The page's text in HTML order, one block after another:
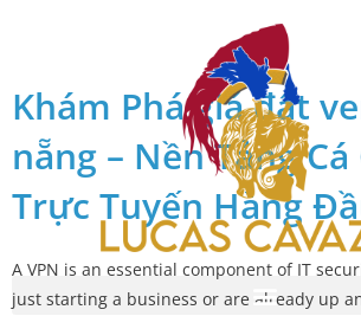
News
Khám Phá giá đất
nẵng – Nền Tảng
Trực Tuyến Hàng
A VPN is an essential component of IT
just starting a business or are already up